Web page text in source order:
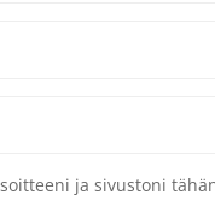
ja sivustoni